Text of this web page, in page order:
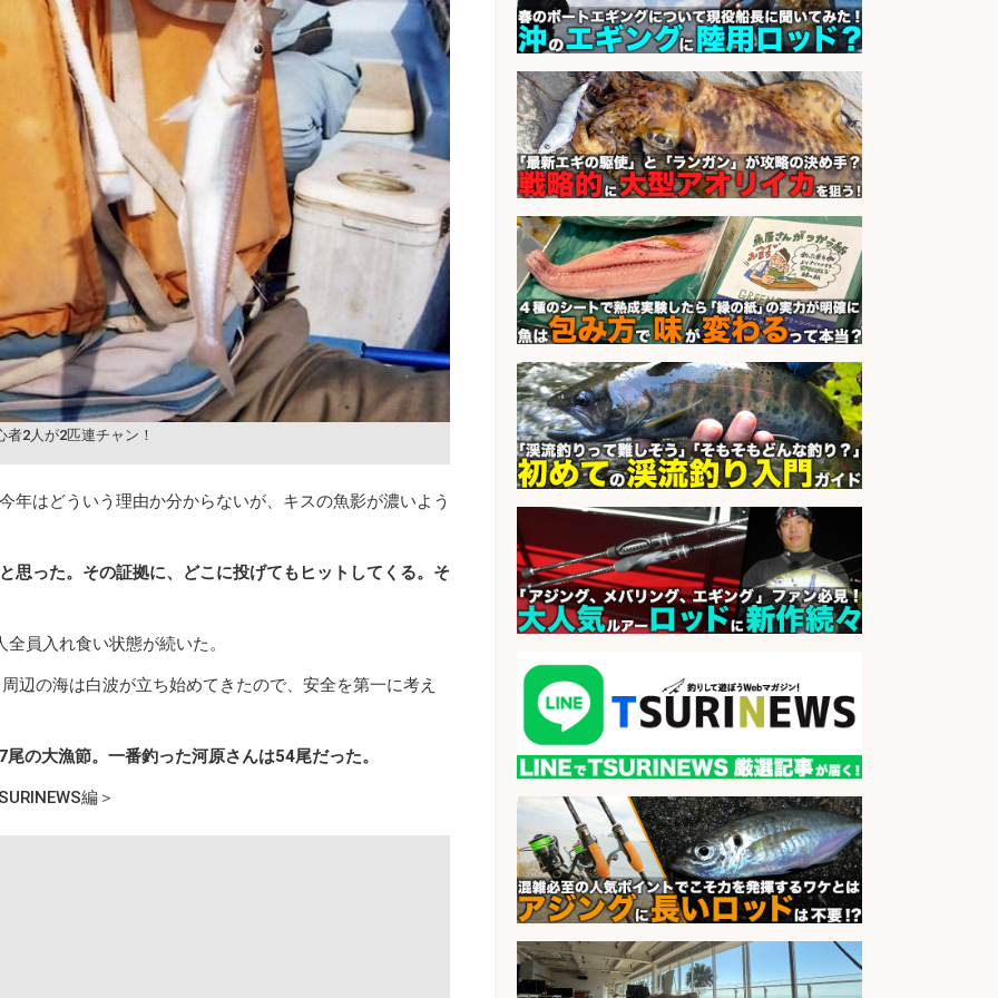
者2人が2匹連チャン！
年はどういう理由か分からないが、キスの魚影が濃いよう
思った。その証拠に、どこに投げてもヒットしてくる。そ
員入れ食い状態が続いた。
辺の海は白波が立ち始めてきたので、安全を第一に考え
の大漁節。 一番釣った河原さんは54尾だった。
編＞